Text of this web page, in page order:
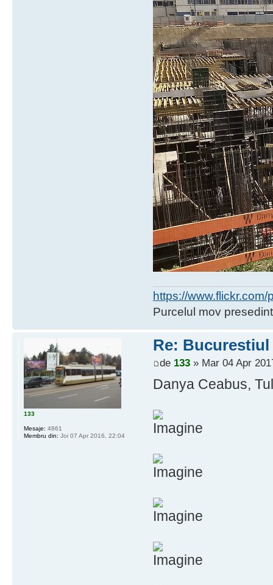
https://
Purcelul mov
Re:
de 133» Mar 04 Apr
Danya Ceabus,
133
Mesaje: 4861
Membru din: Joi 07 Apr 2016, 22:04